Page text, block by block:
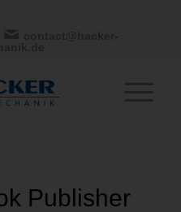
Publisher